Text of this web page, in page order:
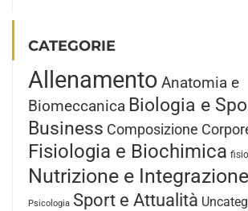
CATEGORIE
Allenamento Anatomia e
Biomeccanica Biologia e
Business Composizione
Fisiologia e Biochimica
Nutrizione e Integrazione
Psicologia Sport e Attualità